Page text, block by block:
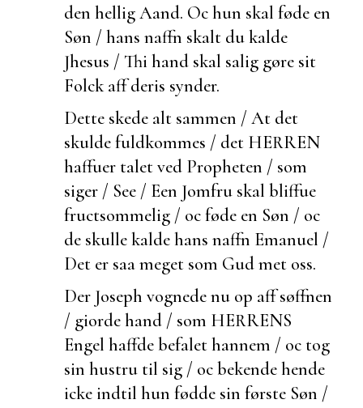
den hellig Aand. Oc hun skal føde en
Søn / hans naffn skalt du kalde
Jhesus / Thi hand skal salig gøre sit
Folck aff deris synder.
Dette skede alt sammen / At det
skuldefuldkommes / det HERREN
haffuer talet ved Propheten / som
siger / See / Een Jomfru skal bliffue
fructsommelig / oc føde en Søn / oc
de skulle kalde hans naffn Emanuel /
Det er saa meget som Gud met oss.
Der Joseph vognede nu op aff søffnen
/ giorde hand / som HERRENS
Engel haffde befalet hannem / oc tog
sin hustru til sig / ocbekende hende
icke indtil hun fødde sin første Søn /